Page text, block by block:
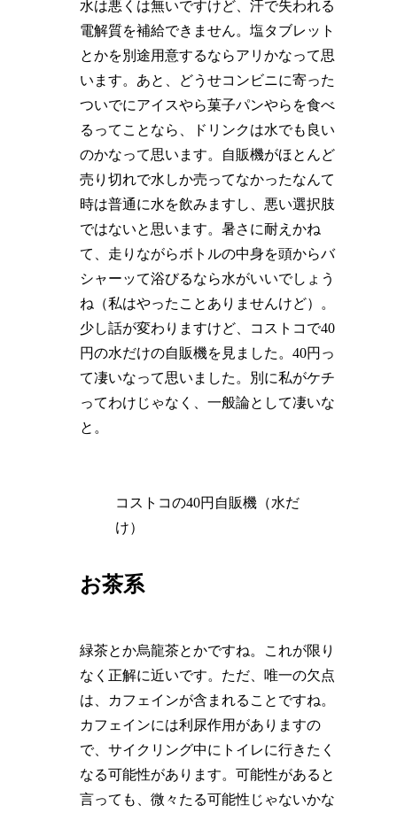
水は悪くは無いですけど、汗で失われる
電解質を補給できません。塩タブレット
とかを別途用意するならアリかなって思
います。あと、どうせコンビニに寄った
ついでにアイスやら菓子パンやらを食べ
るってことなら、ドリンクは水でも良い
のかなって思います。自販機がほとんど
売り切れで水しか売ってなかったなんて
時は普通に水を飲みますし、悪い選択肢
ではないと思います。暑さに耐えかね
て、走りながらボトルの中身を頭からバ
シャーッて浴びるなら水がいいでしょう
ね（私はやったことありませんけど）。
少し話が変わりますけど、コストコで40
円の水だけの自販機を見ました。40円っ
て凄いなって思いました。別に私がケチ
ってわけじゃなく、一般論として凄いな
と。
コストコの40円自販機（水だ
け）
お茶系
緑茶とか烏龍茶とかですね。これが限り
なく正解に近いです。ただ、唯一の欠点
は、カフェインが含まれることですね。
カフェインには利尿作用がありますの
で、サイクリング中にトイレに行きたく
なる可能性があります。可能性があると
言っても、微々たる可能性じゃないかな